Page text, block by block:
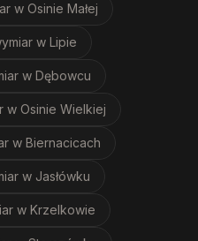
w Osinie Małej
w Lipie
w Dębowcu
w Osinie Wielkiej
w Biernacicach
w Jasłówku
w Krzelkowie